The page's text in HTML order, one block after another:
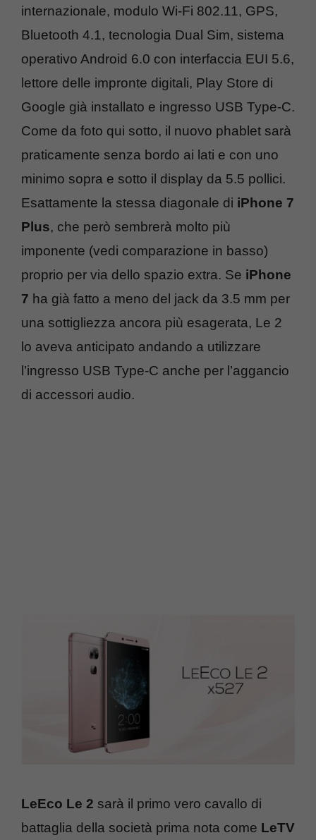
internazionale, modulo Wi-Fi 802.11, GPS,
Bluetooth 4.1, tecnologia Dual Sim, sistema
operativo Android 6.0 con interfaccia EUI 5.6,
lettore delle impronte digitali, Play Store di
Google già installato e ingresso USB Type-C.
Come da foto qui sotto, il nuovo phablet sarà
praticamente senza bordo ai lati e con uno
minimo sopra e sotto il display da 5.5 pollici.
Esattamente la stessa diagonale di iPhone 7
Plus, che però sembrerà molto più
imponente (vedi comparazione in basso)
proprio per via dello spazio extra. Se iPhone
7 ha già fatto a meno del jack da 3.5 mm per
una sottigliezza ancora più esagerata, Le 2
lo aveva anticipato andando a utilizzare
l’ingresso USB Type-C anche per l’aggancio
di accessori audio.
LeEco Le 2 sarà il primo vero cavallo di
battaglia della società prima nota come LeTV